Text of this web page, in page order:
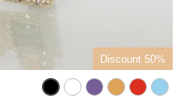
Discount 50%